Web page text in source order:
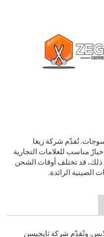
تُقدّم شركة زيغا
مناسب للعلامات التجارية
ذلك، قد تختلف أوقات الشحن
الصينية الرائدة.
وتُقدّم شركة ثايجيسن